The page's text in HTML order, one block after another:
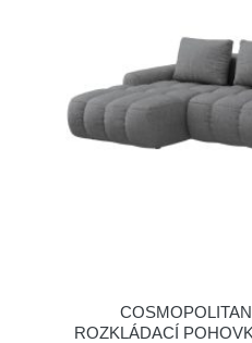
ROZKLÁDACÍ